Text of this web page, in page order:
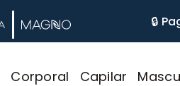
🔒
Corporal Capilar